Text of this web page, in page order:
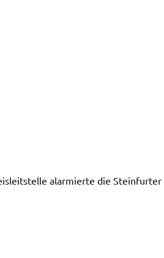
alarmierte die Steinfurter